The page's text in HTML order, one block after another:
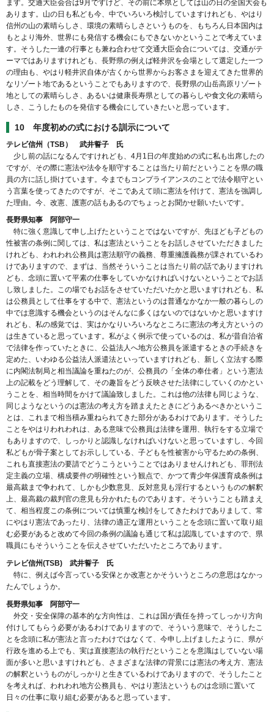
ます。交通大臣会合は9月ですけど、その前に本県としては山の日の全国大会も
あります。山の日も私ども今、中でいろいろ検討していますけれども、やはり
信州の山の素晴らしさ、環境の素晴らしさというものを、もちろん日本国内は
もとより海外、世界にも発信する機会にもできないかということで考えていま
す。そうした一連の行事とも兼ね合わせて交通大臣会合については、交通がテ
ーマではありますけれども、長野県の例えば軽井沢を会場として選定した一つ
の理由も、やはり軽井沢自体が古くから世界からお客さまを迎えてきた世界的
なリゾート地であるということでもありますので、長野県の山岳高原リゾート
地としての素晴らしさ、あるいは健康長寿県としての暮らしや食文化の素晴ら
しさ、こうしたものを発信する機会にしていきたいと思っています。
10 年度初めの式における訓示について
テレビ信州（TSB） 武井誓子 氏
少し前の話になるんですけれども、4月1日の年度始めの式に私も出席したの
ですが、その際に憲法や法令を順守することは当たり前だということを県の職
員の方に話し掛けています。今までもコンプライアンスのことで法令順守とい
う言葉を使ってきたのですが、そこであえて頭に憲法を付けて、憲法を強調し
た理由。今、改憲、護憲の話もあるのでちょっとお聞かせ願いたいです。
長野県知事 阿部守一
特に強く意識して申し上げたということではないですが、先ほども子どもの
性被害の条例に関しては、私は憲法ということをお話しさせていただきました
けれども、われわれ公務員は憲法順守の義務、尊重擁護義務が課されているわ
けでありますので、まずは、当然そういうことは当たり前の話でありますけれ
ども、念頭に置いて平素の仕事をしていかなければいけないということでお話
し致しました。この場でもお話をさせていただいたかと思いますけれども、私
は公務員として仕事をする中で、憲法というのは普通なかなか一般の暮らしの
中では意識する機会というのはそんなに多くはないのではないかと思いますけ
れども、私の感覚では、実はかなりいろいろなところに憲法の考え方というの
は生きていると思っています。私がよく例示で使っているのは、私が昔自治省
で法律を作っていたときに、公益法人へ地方公務員を派遣するときの手続きを
定めた、いわゆる公益法人派遣法といっていますけれども、新しく立法する際
に内閣法制局と相当議論を重ねたのが、公務員の「全体の奉仕者」という憲法
上の記載をどう理解して、その趣旨をどう反映させた法律にしていくのかとい
うことを、相当時間をかけて議論致しました。これは他の法律も同じような、
同じようなというのは憲法の考え方を踏まえたときにどうあるべきかというこ
とは、これまで相当積み重ねられてきた部分があるわけであります。そうした
ことをやはりわれわれは、ある意味で公務員は法律を運用、執行をする立場で
もありますので、しっかりと認識しなければいけないと思っていますし、今回
私どもが骨子案としてお示ししている、子どもを性被害から守るための条例、
これも直接憲法の要請でどうこうということではありませんけれども、罪刑法
定主義の立場、構成要件の明確性という観点で、かつて青少年保護育成条例は
最高裁まで争われて、しかも少数意見、反対意見も淫行するというものの解釈
上、最高裁の裁判官の意見も分かれたものであります。そういうことも踏まえ
て、相当程度この条例については慎重な検討をしてきたわけでありまして、常
にやはり憲法であったり、法律の適正な運用ということを念頭に置いて取り組
む必要があると改めて今回の条例の議論も通じて私は認識していますので、県
職員にもそういうことを伝えさせていただいたところであります。
テレビ信州(TSB) 武井誓子 氏
特に、例えば今言っている安保とか改憲とかそういうところの意思はなかっ
たんでしょうか。
長野県知事 阿部守一
外交・安全保障の基本的な方向性は、これは国が責任を持ってしっかり方向
付けしてもらう必要があるわけでありますので、そういう意味で、そうしたこ
とを念頭に私が憲法と言ったわけではなくて、今申し上げましたように、県が
行政を進める上でも、実は直接憲法の執行だということを意識はしていない場
面が多いと思いますけれども、さまざまな法律の背景には憲法の考え方、憲法
の解釈というものがしっかりと生きているわけでありますので、そうしたこと
を考えれば、われわれ地方公務員も、やはり憲法というものは念頭に置いて
日々の仕事に取り組む必要があると思っています。